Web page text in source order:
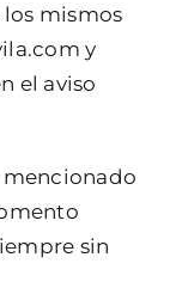
mismos
y
el aviso
mencionado
sin